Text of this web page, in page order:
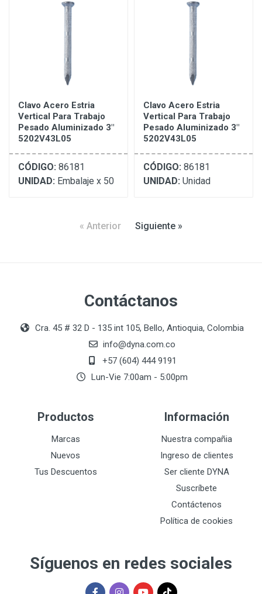
Clavo Acero Estria
Vertical Para Trabajo
Pesado Aluminizado 3"
5202V43L05
CÓDIGO: 86181
UNIDAD: Embalaje x 50
Clavo Acero Estria
Vertical Para Trabajo
Pesado Aluminizado 3"
5202V43L05
CÓDIGO: 86181
UNIDAD: Unidad
« Anterior Siguiente »
Contáctanos
Cra. 45 # 32 D - 135 int 105, Bello, Antioquia, Colombia
info@dyna.com.co
+57 (604) 444 9191
Lun-Vie 7:00am - 5:00pm
Productos
Marcas
Nuevos
Tus Descuentos
Información
Nuestra compañia
Ingreso de clientes
Ser cliente DYNA
Suscríbete
Contáctenos
Política de cookies
Síguenos en redes sociales